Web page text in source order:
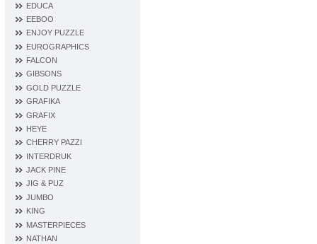
EDUCA
EEBOO
ENJOY PUZZLE
EUROGRAPHICS
FALCON
GIBSONS
GOLD PUZZLE
GRAFIKA
GRAFIX
HEYE
CHERRY PAZZI
INTERDRUK
JACK PINE
JIG & PUZ
JUMBO
KING
MASTERPIECES
NATHAN